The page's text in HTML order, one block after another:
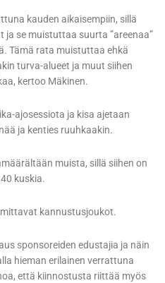
kauden aikaisempiin, sillä
ja se muistuttaa suurta ”areenaa”
Tämä rata muistuttaa ehkä
turva-alueet ja muut siihen
kertoo Mäkinen.
ajosessiota ja kisa ajetaan
ja kenties ruuhkaakin.
muista, sillä siihen on
kuskia.
kannustusjoukot.
sponsoreiden edustajia ja näin
hieman erilainen verrattuna
että kiinnostusta riittää myös